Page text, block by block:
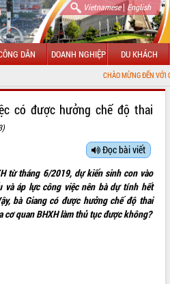
Vietnamese| English
DÂN DOANH NGHIỆP DU KHÁCH
CHÀO MỪNG ĐẾN VỚI CỔNG
có được hưởng chế độ thai
Đọc bài viết
từ tháng 6/2019, dự kiến sinh con vào
và áp lực công việc nên bà dự tính hết
bà Giang có được hưởng chế độ thai
cơ quan BHXH làm thủ tục được không?